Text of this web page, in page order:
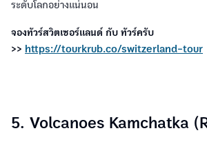
ระดับโลกอย่างแน่นอน
จองทัวร์สวิตเซอร์แลนด์ กับ ทัวร์ครับ
>> https://tourkrub.co/switzerland-tour
5. Volcanoes Kamchatka